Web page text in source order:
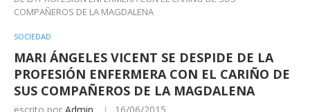
COMPAÑEROS DE LA MAGDALENA
SOCIEDAD
MARI ÁNGELES VICENT SE DESPIDE DE LA
PROFESIÓN ENFERMERA CON EL CARIÑO DE
SUS COMPAÑEROS DE LA MAGDALENA
escrito por Admin 16/06/2015